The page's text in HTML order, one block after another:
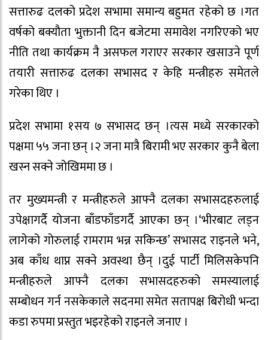
सत्तारुढ दलको प्रदेश सभामा समान्य बहुमत रहेको छ ।गत
वर्षको बक्यौता भुक्तानी दिन बजेटमा समावेश नगरिएको भए
नीति तथा कार्यक्रम नै असफल गराएर सरकार खसाउने पूर्ण
तयारी सत्तारुढ दलका सभासद र केहि मन्त्रीहरु समेतले
गरेका थिए ।
प्रदेश सभामा १सय ७ सभासद छन् ।त्यस मध्ये सरकारको
पक्षमा ५५ जना छन् ।२ जना मात्रै बिरामी भए सरकार कुनै बेला
खस्न सक्ने जोखिममा छ ।
तर मुख्यमन्त्री र मन्त्रीहरुले आफ्नै दलका सभासदहरुलाई
उपेक्षागर्दै योजना बाँडफाँडगर्दै आएका छन् ।‘भीरबाट लड्न
लागेको गोरुलाई रामराम भन्न सकिन्छ’ सभासद राइनले भने,
अब काँध थाप्न सक्ने अवस्था छैन् ।दुई पार्टी मिलिसकेपनि
मन्त्रीहरुले आफ्नै दलका सभासदहरुको समस्यालाई
सम्बोधन गर्न नसकेकाले सदनमा समेत सतापक्ष बिरोधी भन्दा
कडा रुपमा प्रस्तुत भइरहेको राइनले जनाए ।